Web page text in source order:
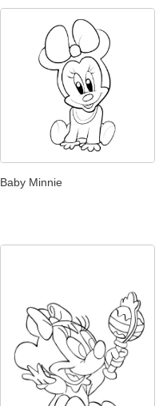
Baby Minnie